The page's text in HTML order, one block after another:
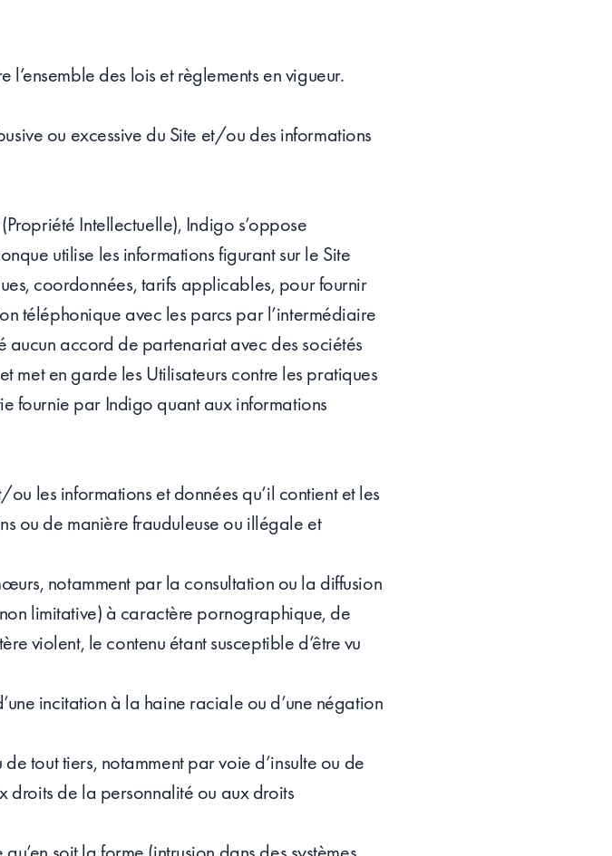
l’ensemble des lois et règlements en vigueur.
ou excessive du Site et/ou des informations
Intellectuelle), Indigo s’oppose
utilise les informations figurant sur le Site
coordonnées, tarifs applicables, pour fournir
téléphonique avec les parcs par l’intermédiaire
aucun accord de partenariat avec des sociétés
met en garde les Utilisateurs contre les pratiques
fournie par Indigo quant aux informations
les informations et données qu’il contient et les
ou de manière frauduleuse ou illégale et
notamment par la consultation ou la diffusion
limitative) à caractère pornographique, de
violent, le contenu étant susceptible d’être vu
incitation à la haine raciale ou d’une négation
tout tiers, notamment par voie d’insulte ou de
droits de la personnalité ou aux droits